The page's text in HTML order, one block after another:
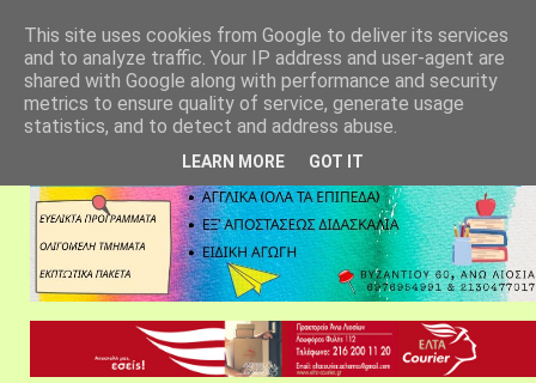
This site uses cookies from Google to deliver its services
and to analyze traffic. Your IP address and user-agent are
shared with Google along with performance and security
metrics to ensure quality of service, generate usage
statistics, and to detect and address abuse.
LEARN MORE GOT IT